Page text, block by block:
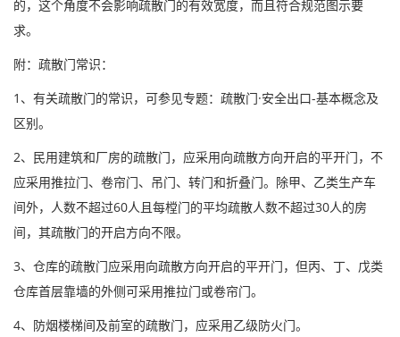
的，这个角度不会影响疏散门的有效宽度，而且符合规范图示要
求。
附：疏散门常识：
1、有关疏散门的常识，可参见专题：疏散门·安全出口-基本概念及
区别。
2、民用建筑和厂房的疏散门，应采用向疏散方向开启的平开门，不
应采用推拉门、卷帘门、吊门、转门和折叠门。除甲、乙类生产车
间外，人数不超过60人且每樘门的平均疏散人数不超过30人的房
间，其疏散门的开启方向不限。
3、仓库的疏散门应采用向疏散方向开启的平开门，但丙、丁、戊类
仓库首层靠墙的外侧可采用推拉门或卷帘门。
4、防烟楼梯间及前室的疏散门，应采用乙级防火门。